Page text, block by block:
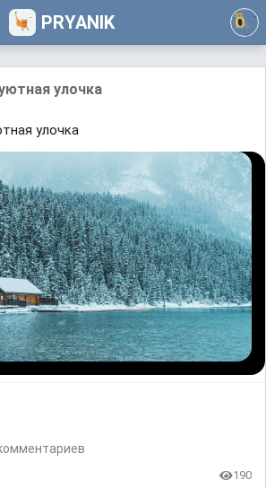
PRYANIK
улoчка
улoчка
190